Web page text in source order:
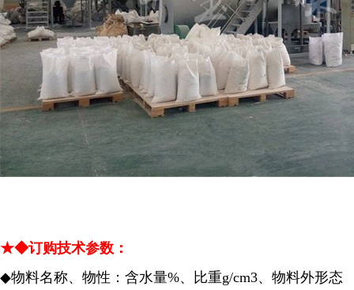
★◆订购技术参数：
◆物料名称、物性：含水量%、比重g/cm3、物料外形态